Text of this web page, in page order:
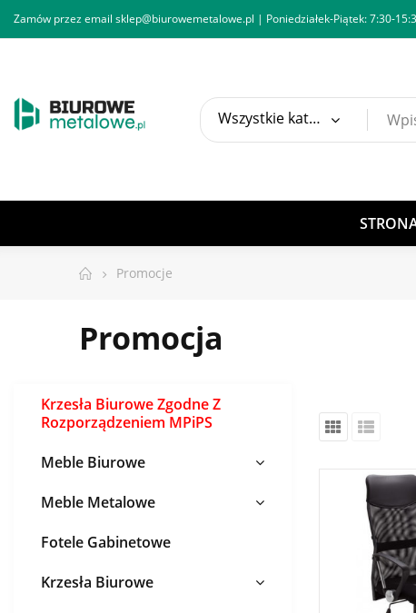
Zamów przez email sklep@biurowemetalowe.pl | Poniedziałek-Piątek: 7:30-
Wszystkie kategorie
Promocje
Promocja
Krzesła Biurowe Zgodne Z
Rozporządzeniem MPiPS
Meble Biurowe
Meble Metalowe
Fotele Gabinetowe
Krzesła Biurowe